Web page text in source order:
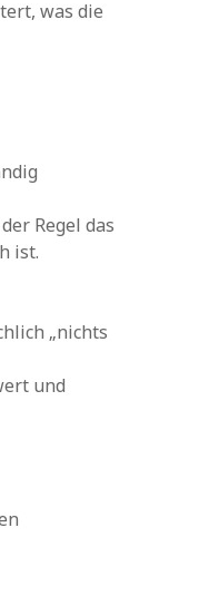
was die
Regel das
ist.
„nichts
und